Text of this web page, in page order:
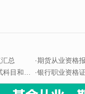
总 ·期货从业资格
和题型 ·银行职业资格证